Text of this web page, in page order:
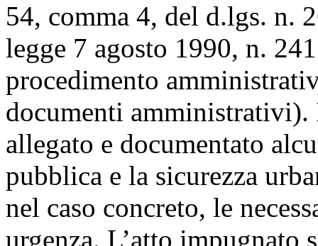
54, comma 4, del d.lgs. n.
legge 7 agosto 1990, n.
procedimento
documenti
allegato e documentato
pubblica e la sicurezza
nel caso concreto, le
urgenza. L’atto impugnato